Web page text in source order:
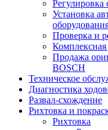
Регулировка
Установка
Проверка и
Комплексная
Продажа
BOSCH
Техническое
Диагностика
Развал-схождение
Рихтовка и
Рихтовка